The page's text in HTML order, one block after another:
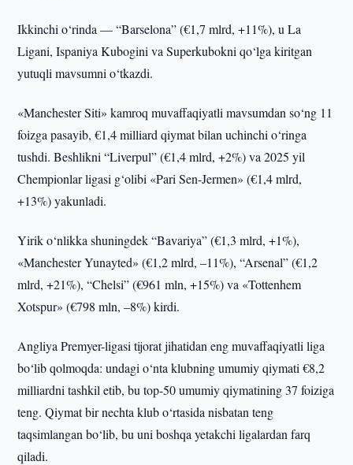
Ikkinchi o‘rinda — “Barselona” (€1,7 mlrd, +11%), u La
Ligani, Ispaniya Kubogini va Superkubokni qo‘lga kiritgan
yutuqli mavsumni o‘tkazdi.
«Manchester Siti» kamroq muvaffaqiyatli mavsumdan so‘ng 11
foizga pasayib, €1,4 milliard qiymat bilan uchinchi o‘ringa
tushdi. Beshlikni “Liverpul” (€1,4 mlrd, +2%) va 2025 yil
Chempionlar ligasi g‘olibi «Pari Sen-Jermen» (€1,4 mlrd,
+13%) yakunladi.
Yirik o‘nlikka shuningdek “Bavariya” (€1,3 mlrd, +1%),
«Manchester Yunayted» (€1,2 mlrd, –11%), “Arsenal” (€1,2
mlrd, +21%), “Chelsi” (€961 mln, +15%) va «Tottenhem
Xotspur» (€798 mln, –8%) kirdi.
Angliya Premyer-ligasi tijorat jihatidan eng muvaffaqiyatli liga
bo‘lib qolmoqda: undagi o‘nta klubning umumiy qiymati €8,2
milliardni tashkil etib, bu top-50 umumiy qiymatining 37 foiziga
teng. Qiymat bir nechta klub o‘rtasida nisbatan teng
taqsimlangan bo‘lib, bu uni boshqa yetakchi ligalardan farq
qiladi.